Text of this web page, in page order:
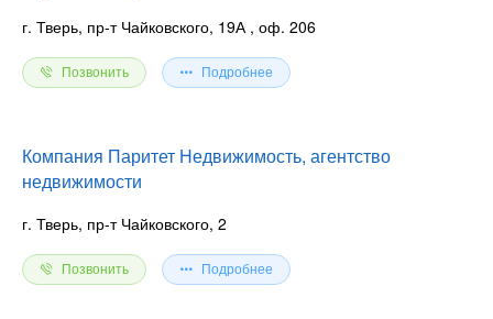
г. Тверь, пр-т Чайковского, 19А , оф. 206
Позвонить Подробнее
Компания Паритет Недвижимость, агентство
недвижимости
г. Тверь, пр-т Чайковского, 2
Позвонить Подробнее